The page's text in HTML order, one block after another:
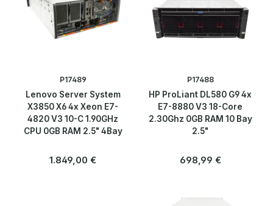
P17489
Lenovo Server System
X3850 X6 4x Xeon E7-
4820 V3 10-C 1.90GHz
CPU 0GB RAM 2.5" 4Bay
Regulärer Preis:
1.849,00 €
P17488
HP ProLiant DL580 G9 4x
E7-8880 V3 18-Core
2.30Ghz 0GB RAM 10 Bay
2.5"
Regulärer Preis:
698,99 €